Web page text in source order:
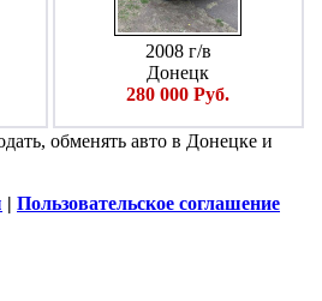
2008 г/в
Донецк
280 000 Руб.
обменять авто в Донецке и
| Пользовательское соглашение